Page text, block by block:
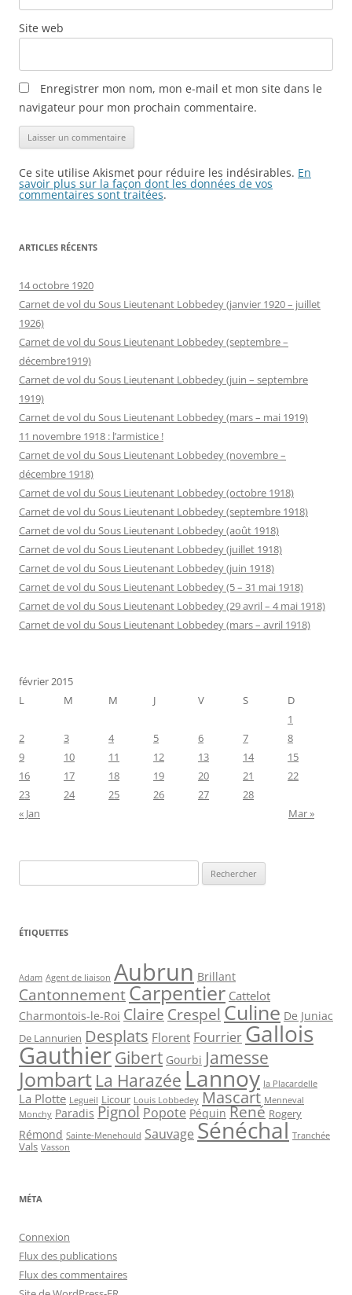
Site web
Enregistrer mon nom, mon e-mail et mon site dans le
navigateur pour mon prochain commentaire.
Ce site utilise Akismet pour réduire les indésirables. En
savoir plus sur la façon dont les données de vos
commentaires sont traitées.
ARTICLES RÉCENTS
14 octobre 1920
Carnet de vol du Sous Lieutenant Lobbedey (janvier 1920 – juillet
1926)
Carnet de vol du Sous Lieutenant Lobbedey (septembre –
décembre1919)
Carnet de vol du Sous Lieutenant Lobbedey (juin – septembre
1919)
Carnet de vol du Sous Lieutenant Lobbedey (mars – mai 1919)
11 novembre 1918 : l’armistice !
Carnet de vol du Sous Lieutenant Lobbedey (novembre –
décembre 1918)
Carnet de vol du Sous Lieutenant Lobbedey (octobre 1918)
Carnet de vol du Sous Lieutenant Lobbedey (septembre 1918)
Carnet de vol du Sous Lieutenant Lobbedey (août 1918)
Carnet de vol du Sous Lieutenant Lobbedey (juillet 1918)
Carnet de vol du Sous Lieutenant Lobbedey (juin 1918)
Carnet de vol du Sous Lieutenant Lobbedey (5 – 31 mai 1918)
Carnet de vol du Sous Lieutenant Lobbedey (29 avril – 4 mai 1918)
Carnet de vol du Sous Lieutenant Lobbedey (mars – avril 1918)
février 2015
L
M M J V S
D
1
2
3 4 5 6 7
8
9
10 11 12 13 14
15
16
17 18 19 20 21
22
23
24 25 26 27
28
« Jan
Mar »
ÉTIQUETTES
Adam Agent de liaison Aubrun Brillant
Cantonnement Carpentier Cattelot
Charmontois-le-Roi Claire Crespel Culine De Juniac
De Lannurien Desplats Florent Fourrier Gallois
GauthierGibert Gourbi Jamesse
Jombart La Harazée Lannoy la Placardelle
La Plotte Legueil Licour Louis Lobbedey Mascart Menneval
Monchy Paradis Pignol Popote Péquin René Rogery
Rémond Sainte-Menehould Sauvage Sénéchal Tranchée
Vals Vasson
MÉTA
Connexion
Flux des publications
Flux des commentaires